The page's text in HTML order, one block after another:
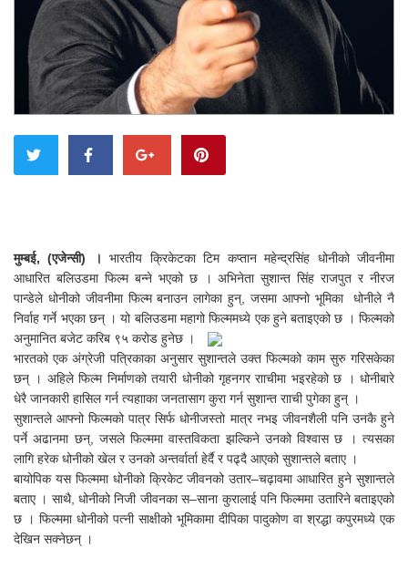
मुम्बई, (एजेन्सी) ।भारतीय क्रिकेटका टिम कप्तान महेन्द्रसिंह धोनीको जीवनीमा
आधारित बलिउडमा फिल्म बन्ने भएको छ । अभिनेता सुशान्त सिंह राजपुत र नीरज
पान्डेले धोनीको जीवनीमा फिल्म बनाउन लागेका हुन्, जसमा आफ्नो भूमिका धोनीले नै
निर्वाह गर्ने भएका छन् । यो बलिउडमा महागो फिल्ममध्ये एक हुने बताइएको छ । फिल्मको
अनुमानित बजेट करिब ९५ करोड हुनेछ ।
भारतको एक अंग्रेजी पत्रिकाका अनुसार सुशान्तले उक्त फिल्मको काम सुरु गरिसकेका
छन् । अहिले फिल्म निर्माणको तयारी धोनीको गृहनगर रााचीमा भइरहेको छ । धोनीबारे
धेरै जानकारी हासिल गर्न त्यहााका जनतासाग कुरा गर्न सुशान्त रााची पुगेका हुन् ।
सुशान्तले आफ्नो फिल्मको पात्र सिर्फ धोनीजस्तो मात्र नभइ जीवनशैली पनि उनकै हुने
पर्ने अढानमा छन्, जसले फिल्ममा वास्तविकता झल्किने उनको विश्वास छ । त्यसका
लागि हरेक धोनीको खेल र उनको अन्तर्वार्ता हेर्दै र पढ्दै आएको सुशान्तले बताए ।
बायोपिक यस फिल्ममा धोनीको क्रिकेट जीवनको उतार–चढ़ावमा आधारित हुने सुशान्तले
बताए । साथै, धोनीको निजी जीवनका स–साना कुरालाई पनि फिल्ममा उतारिने बताइएको
छ । फिल्ममा धोनीको पत्नी साक्षीको भूमिकामा दीपिका पादुकोण वा श्रद्धा कपुरमध्ये एक
देखिन सक्नेछन् ।